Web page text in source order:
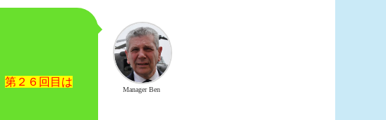
第２６回目は
Manager Ben